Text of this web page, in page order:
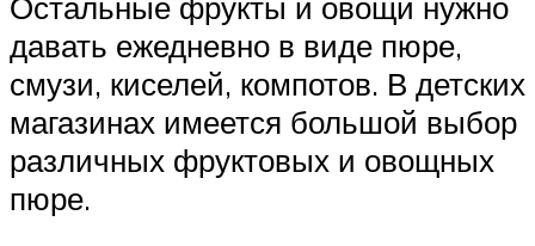
давать ежедневно в виде пюре,
смузи, киселей, компотов. В детских
магазинах имеется большой выбор
различных фруктовых и овощных
пюре.